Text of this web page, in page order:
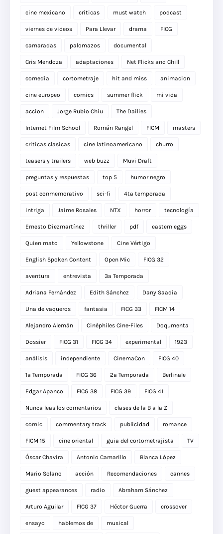
cine mexicano criticas must watch podcast
viernes de videos Para Llevar drama FICG
camaradas palomazos documental
Cris Mendoza adaptaciones Net Flicks and Chill
comedia cortometraje hit and miss animacion
cine europeo comics summer flick mi vida
accion Jorge Rubio Chiu The Dailies
Internet Film School Román Rangel FICM masters
criticas clasicas cine latinoamericano churro
teasers y trailers web buzz Muvi Draft
preguntas y respuestas top 5 humor negro
post conmemorativo sci-fi 4ta temporada
intriga Jaime Rosales NTX horror tecnología
Ernesto Diezmartínez thriller pdf eastern eggs
Quien mato Yellowstone Cine Vértigo
English Spoken Content Open Mic FICG 32
aventura entrevista 3a Temporada
Adriana Fernández Edith Sánchez Dany Saadia
Una de vaqueros fantasia FICG 33 FICM 14
Alejandro Alemán Cinéphiles Cine-Files Doqumenta
Dossier FICG 31 FICG 34 experimental 1923
análisis independiente CinemaCon FICG 40
1a Temporada FICG 36 2a Temporada Berlinale
Edgar Apanco FICG 38 FICG 39 FICG 41
Nunca leas los comentarios clases de la B a la Z
comic commentary track publicidad romance
FICM 15 cine oriental guia del cortometrajista TV
Óscar Chavira Antonio Camarillo Blanca López
Mario Solano acción Recomendaciones cannes
guest appearances radio Abraham Sánchez
Arturo Aguilar FICG 37 Héctor Guerra crossover
ensayo hablemos de musical